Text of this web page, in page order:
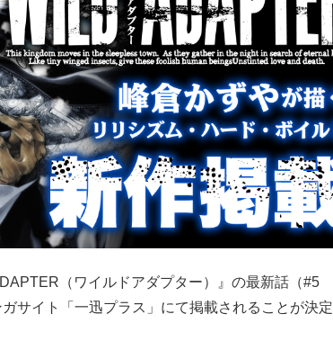
（ワイルドアダプター）』の最新話（#5
サイト「一迅プラス」にて掲載されることが決定